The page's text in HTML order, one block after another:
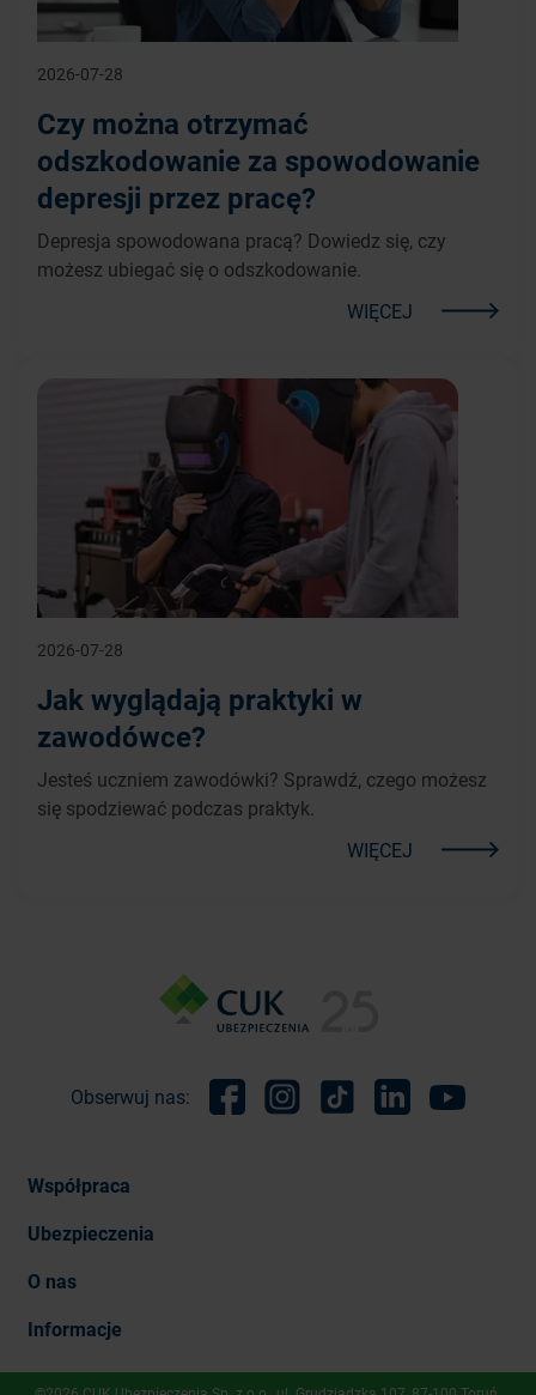
2026-07-28
Czy można otrzymać
odszkodowanie za spowodowanie
depresji przez pracę?
Depresja spowodowana pracą? Dowiedz się, czy
możesz ubiegać się o odszkodowanie.
WIĘCEJ
2026-07-28
Jak wyglądają praktyki w
zawodówce?
Jesteś uczniem zawodówki? Sprawdź, czego możesz
się spodziewać podczas praktyk.
WIĘCEJ
Obserwuj nas:
Współpraca
Ubezpieczenia
O nas
Informacje